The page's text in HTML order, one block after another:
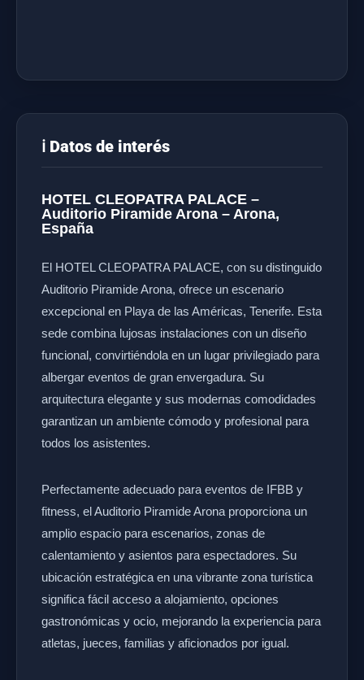
ℹ️ Datos de interés
HOTEL CLEOPATRA PALACE –
Auditorio Piramide Arona – Arona,
España
El HOTEL CLEOPATRA PALACE, con su distinguido
Auditorio Piramide Arona, ofrece un escenario
excepcional en Playa de las Américas, Tenerife. Esta
sede combina lujosas instalaciones con un diseño
funcional, convirtiéndola en un lugar privilegiado para
albergar eventos de gran envergadura. Su
arquitectura elegante y sus modernas comodidades
garantizan un ambiente cómodo y profesional para
todos los asistentes.
Perfectamente adecuado para eventos de IFBB y
fitness, el Auditorio Piramide Arona proporciona un
amplio espacio para escenarios, zonas de
calentamiento y asientos para espectadores. Su
ubicación estratégica en una vibrante zona turística
significa fácil acceso a alojamiento, opciones
gastronómicas y ocio, mejorando la experiencia para
atletas, jueces, familias y aficionados por igual.